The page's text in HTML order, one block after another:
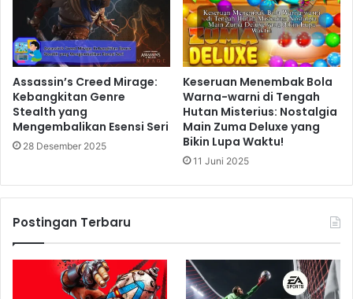
Assassin’s Creed Mirage:
Kebangkitan Genre
Stealth yang
Mengembalikan Esensi Seri
28 Desember 2025
Keseruan Menembak Bola
Warna-warni di Tengah
Hutan Misterius: Nostalgia
Main Zuma Deluxe yang
Bikin Lupa Waktu!
11 Juni 2025
Postingan Terbaru